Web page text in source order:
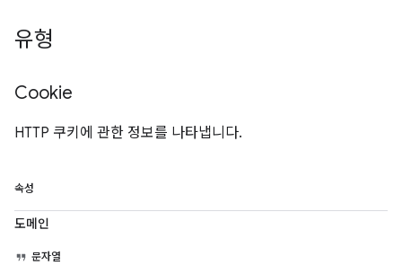
유형
Cookie
HTTP 쿠키에 관한 정보를 나타냅니다.
속성
도메인
문자열